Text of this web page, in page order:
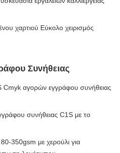
χαρτιού Εύκολο χειρισμός
Συνήθειας
αγορών εγγράφου συνήθειας
συνήθειας C1S με το
350gsm με χερούλι για